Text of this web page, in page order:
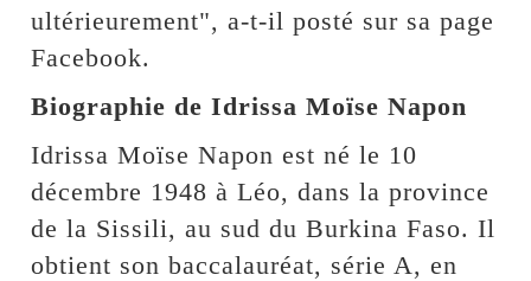
ultérieurement", a-t-il posté sur sa page
Facebook.
Biographie de Idrissa Moïse Napon
Idrissa Moïse Napon est né le 10
décembre 1948 à Léo, dans la province
de la Sissili, au sud du Burkina Faso. Il
obtient son baccalauréat, série A, en